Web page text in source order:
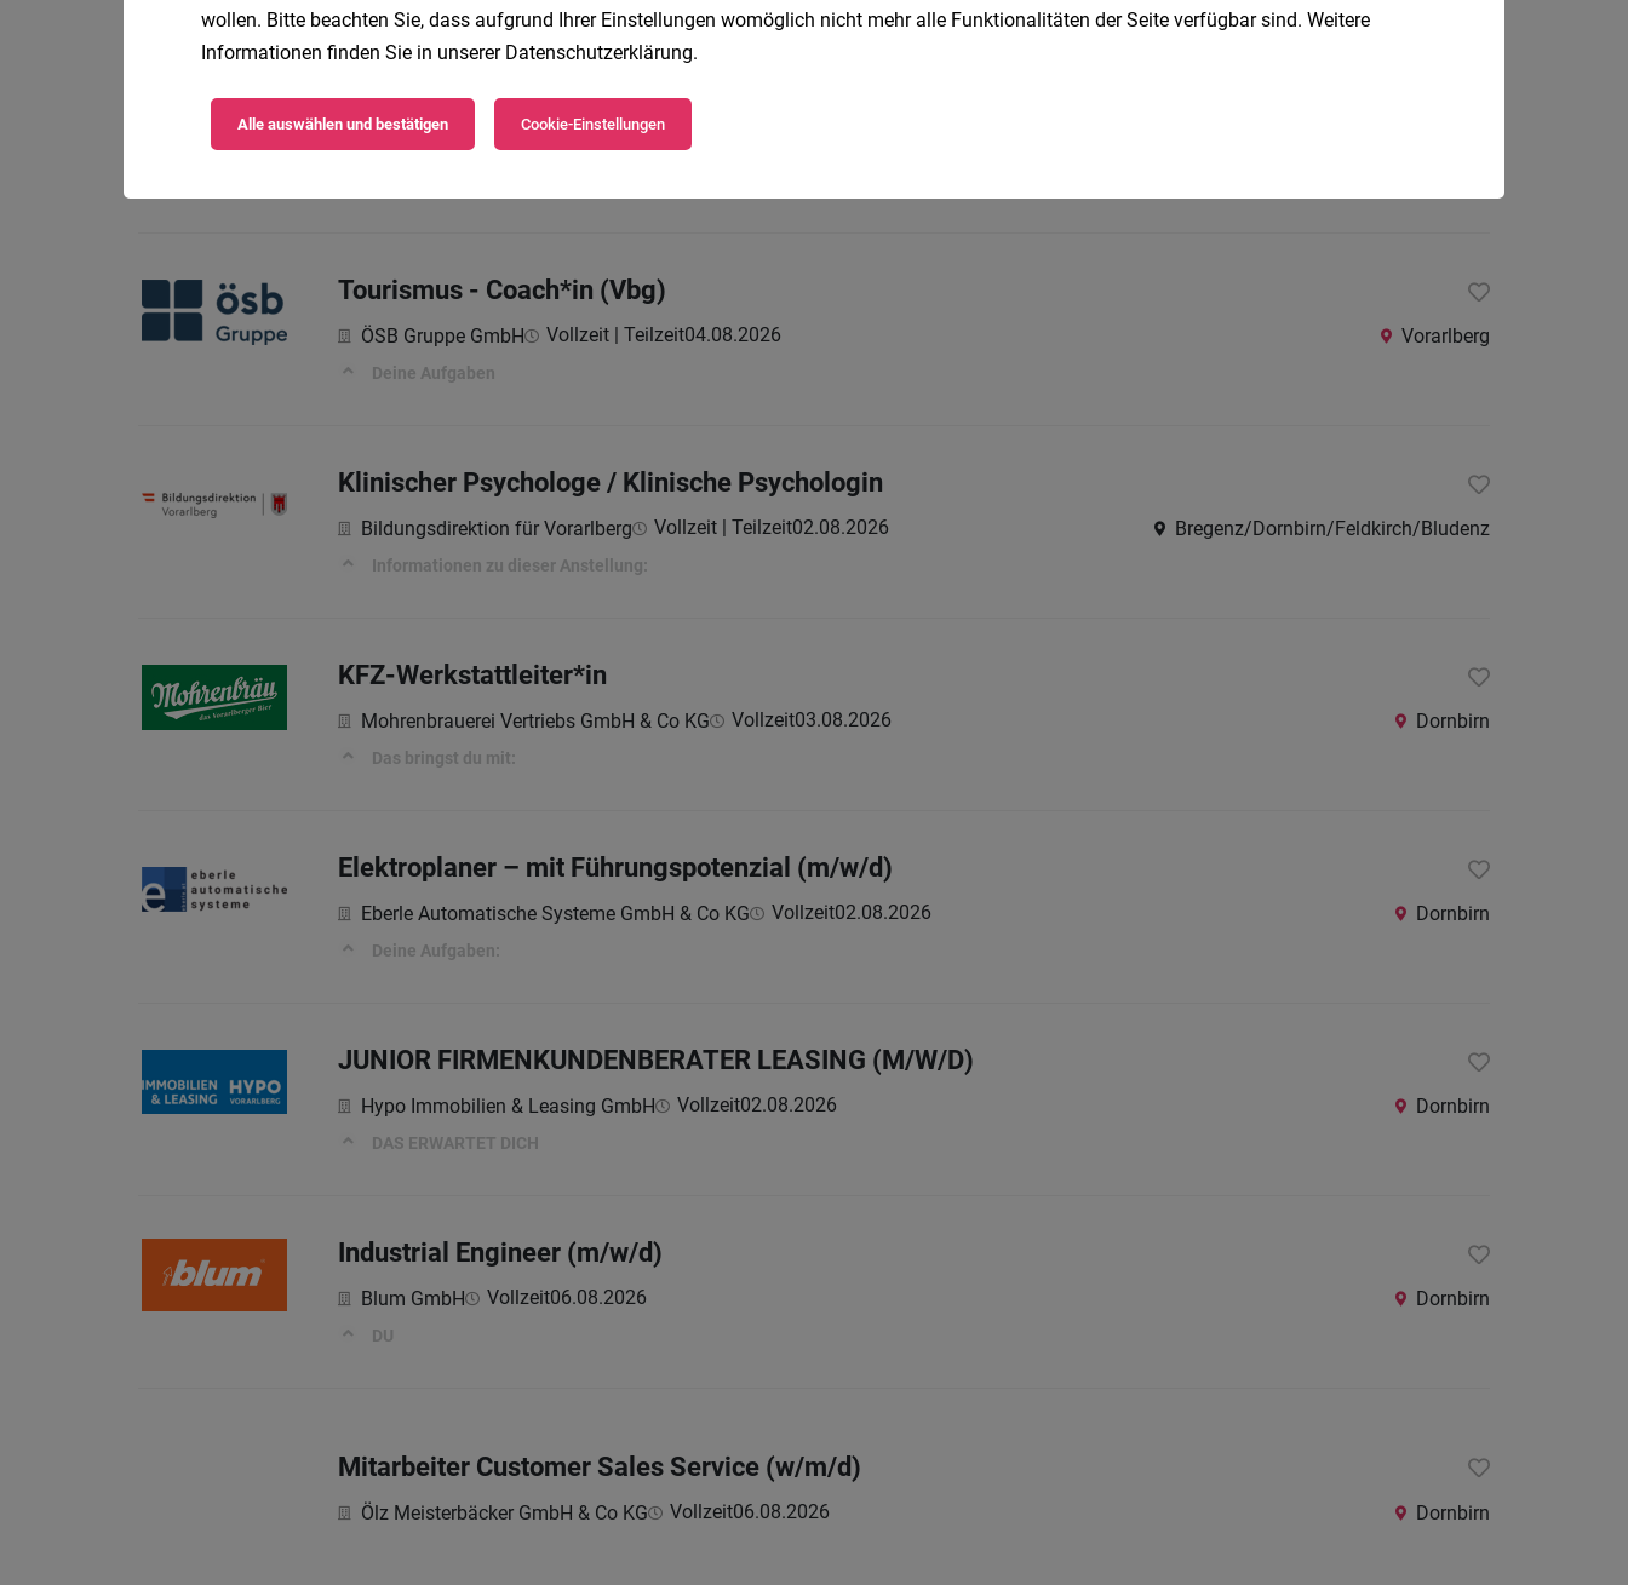
Buchhaltung
Dr. Achleitner Steuerberatungsgesellschaft m.b.H.
Tourismus - Coach*in (Vbg)
ÖSB Gruppe GmbH Vollzeit | Teilzeit04.08.2026 Vorarlberg
Deine Aufgaben
Klinischer Psychologe / Klinische Psychologin
Bildungsdirektion für Vorarlberg Vollzeit | Teilzeit02.08.2026 Bregenz/Dornbirn/Feldkirch/Bludenz
Informationen zu dieser Anstellung:
KFZ-Werkstattleiter*in
Mohrenbrauerei Vertriebs GmbH & Co KG Vollzeit03.08.2026 Dornbirn
Das bringst du mit:
Elektroplaner – mit Führungspotenzial (m/w/d)
Eberle Automatische Systeme GmbH & Co KG Vollzeit02.08.2026 Dornbirn
Deine Aufgaben:
JUNIOR FIRMENKUNDENBERATER LEASING (M/W/D)
Hypo Immobilien & Leasing GmbH Vollzeit02.08.2026 Dornbirn
DAS ERWARTET DICH
Industrial Engineer (m/w/d)
Blum GmbH Vollzeit06.08.2026 Dornbirn
DU
Mitarbeiter Customer Sales Service (w/m/d)
Ölz Meisterbäcker GmbH & Co KG Vollzeit06.08.2026 Dornbirn
wollen. Bitte beachten Sie, dass aufgrund Ihrer Einstellungen womöglich nicht mehr alle Funktionalitäten der Seite verfügbar sind. Weitere
Informationen finden Sie in unserer Datenschutzerklärung.
Alle auswählen und bestätigen Cookie-Einstellungen